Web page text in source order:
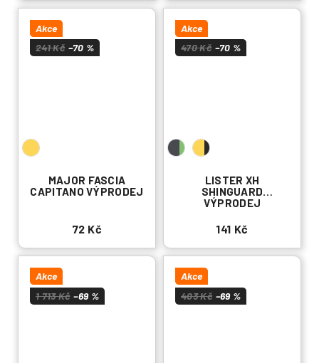
Akce
241 Kč –70 %
MAJOR FASCIA
CAPITANO VÝPRODEJ
72 Kč
Akce
470 Kč –70 %
LISTER XH
SHINGUARD
VÝPRODEJ
141 Kč
Akce
1 713 Kč –69 %
Akce
403 Kč –69 %